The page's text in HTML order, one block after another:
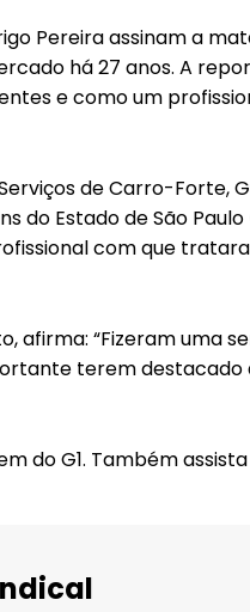
Pereira assinam a
há 27 anos. A
e como um
de Carro-Forte,
do Estado de São
com que
afirma: “Fizeram uma
terem
do G1. Também